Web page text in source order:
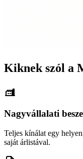
Kiknek szól a
Nagyvállalati
Teljes kínálat egy
saját árlistával.